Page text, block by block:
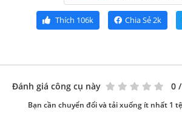
Thích 106k Chia Sẻ2k
Đánh giá công cụ này 0
Bạn cần chuyển đổi và tải xuống ít nhất 1